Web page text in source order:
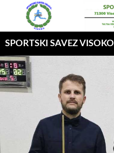
SPORTSKI SAVEZ VISOKO